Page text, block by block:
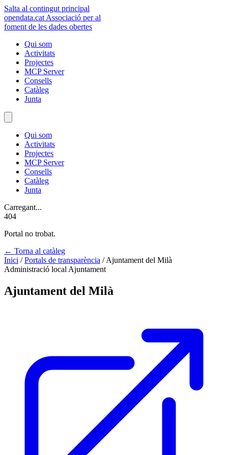
Salta al contingut principal
opendata.cat Associació per al
foment de les dades obertes
Qui som
Activitats
Projectes
MCP Server
Consells
Catàleg
Junta
Qui som
Activitats
Projectes
MCP Server
Consells
Catàleg
Junta
Carregant...
404
Portal no trobat.
← Torna al catàleg
Inici / Portals de transparència / Ajuntament del Milà
Administració local Ajuntament
Ajuntament del Milà